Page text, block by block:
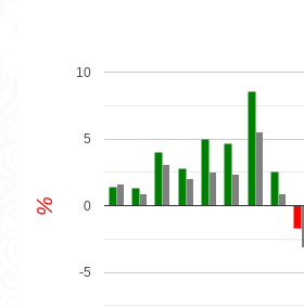
-5
0
5
10
%